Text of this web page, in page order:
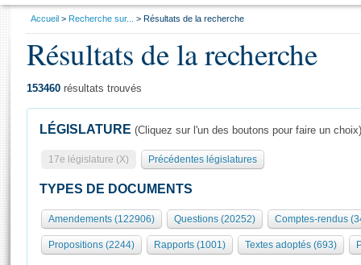
Présidence
577 députés
Groupes politiques
Séance publique
Commissions et autres organes
Europe et International
Général
Rôle et pouvoirs de l'Assemblée
Organisation de l'Assemblée
Présidence Conférence des Présidents Bureau Collège des
Visiter l'Assemblée
Visite virtuelle du palais Bourbon
Assister à une séance
Vous
Accueil Recherche sur... Résultats de la recherche
Résultats de la recherche
153460 résultats trouvés
LÉGISLATURE (Cliquez sur l'un des boutons pour faire un choix)
17e législature (X) Précédentes législatures
TYPES DE DOCUMENTS
Amendements (122906) Questions (20252) Comptes-rendus
Propositions (2244) Rapports (1001) Textes adoptés (693)